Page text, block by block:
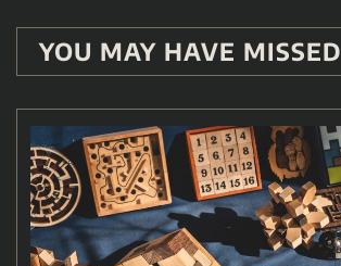
YOU MAY HAVE MISSED